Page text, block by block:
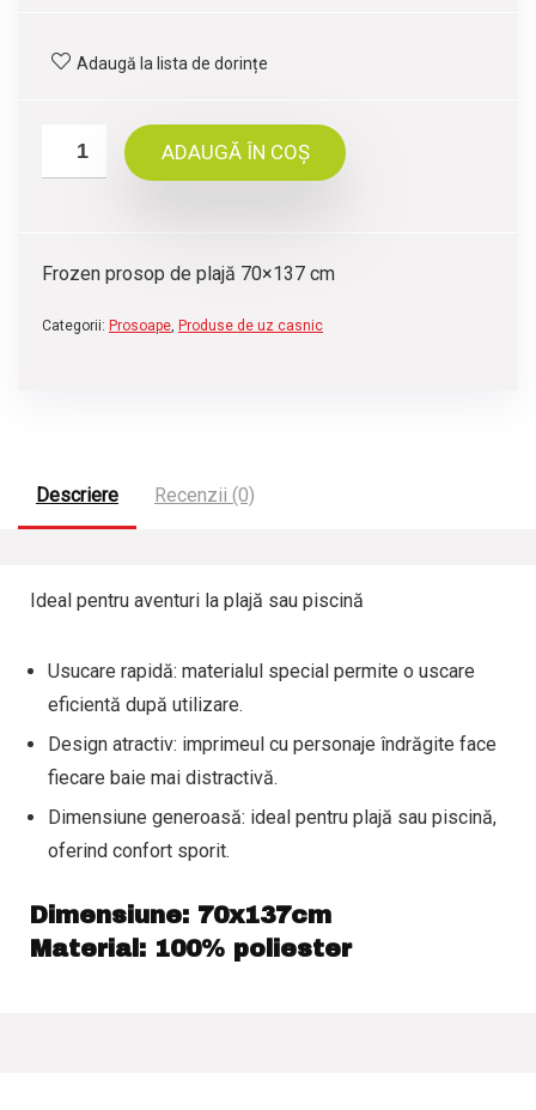
Adaugă la lista de dorințe
ADAUGĂ ÎN COȘ
Frozen prosop de plajă 70×137 cm
Categorii: Prosoape, Produse de uz casnic
Descriere Recenzii (0)
Ideal pentru aventuri la plajă sau piscină
Usucare rapidă: materialul special permite o uscare
eficientă după utilizare.
Design atractiv: imprimeul cu personaje îndrăgite face
fiecare baie mai distractivă.
Dimensiune generoasă: ideal pentru plajă sau piscină,
oferind confort sporit.
Dimensiune: 70x137cm
Material: 100% poliester